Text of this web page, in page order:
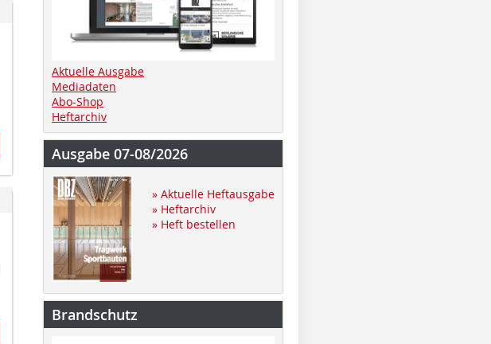
Aktuelle Ausgabe
Mediadaten
Abo-Shop
Heftarchiv
Ausgabe 07-08/2026
» Aktuelle Heftausgabe
» Heftarchiv
» Heft bestellen
Brandschutz